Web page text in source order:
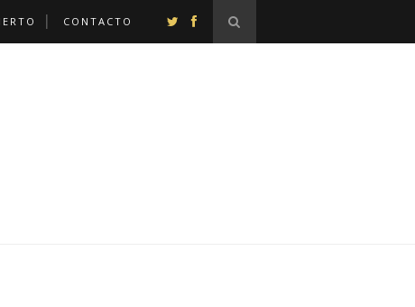
CONTACTO